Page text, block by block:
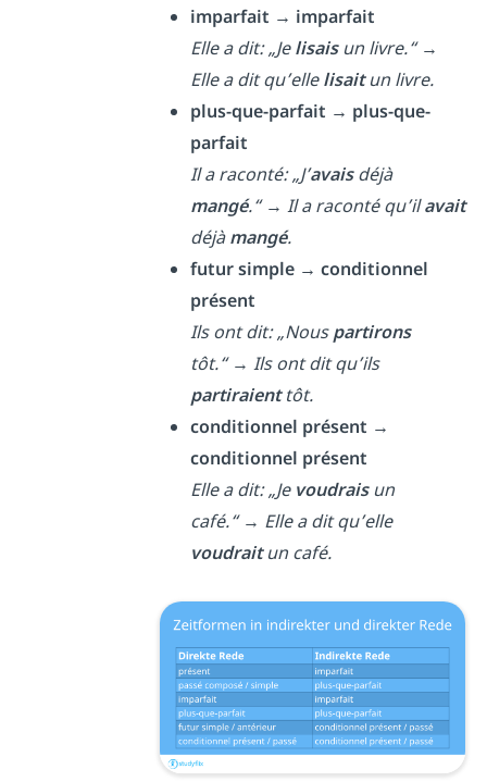
imparfait → imparfait
Elle a dit: „Jelisaisun livre.“→
Elle a dit qu’ellelisaitun livre.
plus-que-parfait → plus-que-
parfait
Il a raconté: „J’avaisdéjà
mangé.“→ Il a raconté qu’ilavait
déjàmangé.
futur simple → conditionnel
présent
Ils ont dit: „Nouspartirons
tôt.“→ Ils ont dit qu’ils
partiraienttôt.
conditionnel présent →
conditionnel présent
Elle a dit: „Je voudraisun
café.“→ Elle a dit qu’elle
voudraitun café.